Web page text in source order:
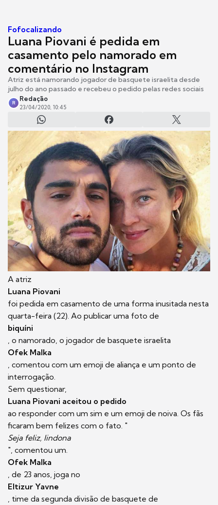
Fofocalizando
Luana Piovani é pedida em
casamento pelo namorado em
comentário no Instagram
Atriz está namorando jogador de basquete israelita desde
julho do ano passado e recebeu o pedido pelas redes sociais
R
Redação
23/04/2020, 10:45
A atriz
Luana Piovani
foi pedida em casamento de uma forma inusitada nesta
quarta-feira (22). Ao publicar uma foto de
biquíni
, o namorado, o jogador de basquete israelita
Ofek Malka
, comentou com um emoji de aliança e um ponto de
interrogação.
Sem questionar,
Luana Piovani aceitou o pedido
ao responder com um sim e um emoji de noiva. Os fãs
ficaram bem felizes com o fato. "
Seja feliz, lindona
", comentou um.
Ofek Malka
, de 23 anos, joga no
Eltizur Yavne
, time da segunda divisão de basquete de